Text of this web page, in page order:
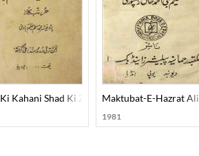
Kahani Shad Ki ZubaniMaktubat-E-Hazrat Ali
1981